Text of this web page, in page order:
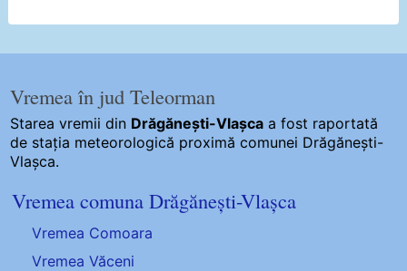
Vremea în jud Teleorman
Starea vremii din Drăgănești-Vlașca a fost raportată
de stația meteorologică proximă comunei Drăgănești-
Vlașca.
Vremea comuna Drăgănești-Vlașca
Vremea Comoara
Vremea Văceni